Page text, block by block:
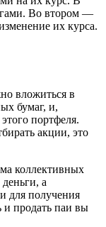
Во втором —
их курса.
вложиться в
бумаг, и,
портфеля.
акции, это
коллективных
а
для получения
и продать паи вы